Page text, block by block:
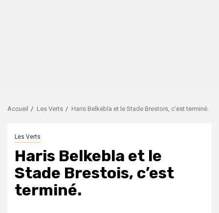
Accueil Les Verts Haris Belkebla et le Stade Brestois, c’est terminé.
Les Verts
Haris Belkebla et le
Stade Brestois, c’est
terminé.